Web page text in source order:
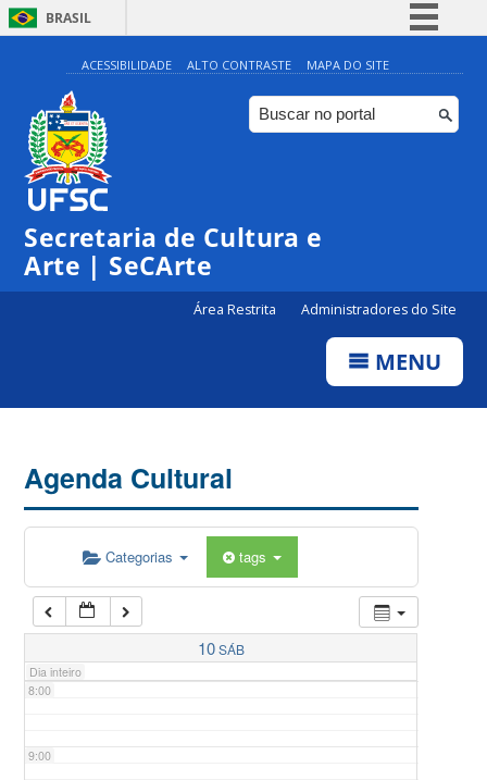
BRASIL
Simplifique!
Comunica BR
Participe
ACESSIBILIDADE ALTO CONTRASTE MAPA DO SITE
Secretaria de Cultura e
Arte | SeCArte
Área Restrita Administradores do Site
MENU
Agenda Cultural
Categorias tags
10SÁB
Dia inteiro
0:00
1:00
5:00
7:00
8:00
9:00